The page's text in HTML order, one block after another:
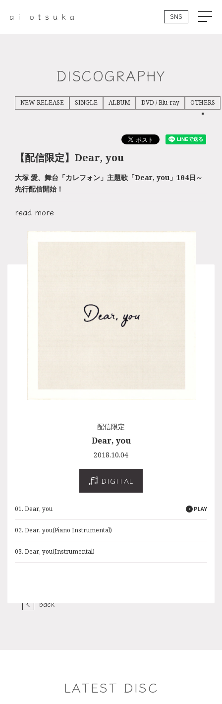
SNS
DISCOGRAPHY
NEW RELEASE SINGLE ALBUM DVD / Blu-ray OTHERS
【配信限定】Dear, you
大塚 愛、舞台「カレフォン」主題歌「Dear, you」10月4日～
先行配信開始！
廣瀬智紀×川栄李奈W主演、舞台「カレフォン」の10月4日の
した！
DL・サブスクはこちら▼
https://avex.lnk.to/aiotsuka_dearyou
read more
配信限定
Dear, you
2018.10.04
DIGITAL
01. Dear, you
02. Dear, you(Piano Instrumental)
03. Dear, you(Instrumental)
back
LATEST DISC